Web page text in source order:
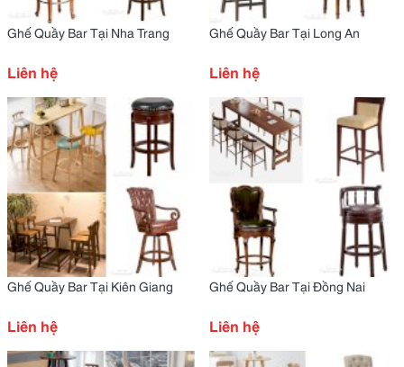
Ghế Quầy Bar Tại Nha Trang
Liên hệ
Ghế Quầy Bar Tại Long An
Liên hệ
Ghế Quầy Bar Tại Kiên Giang
Liên hệ
Ghế Quầy Bar Tại Đồng Nai
Liên hệ